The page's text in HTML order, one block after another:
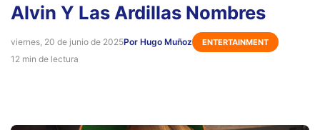
Alvin Y Las Ardillas Nombres
viernes, 20 de junio de 2025Por Hugo Muñoz ENTERTAINMENT
12 min de lectura